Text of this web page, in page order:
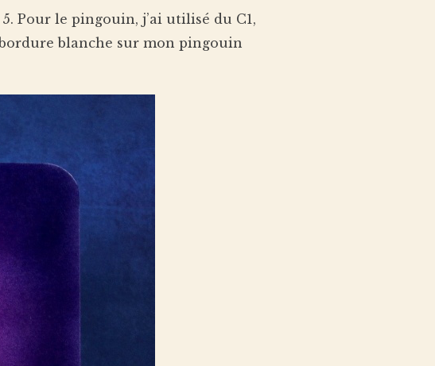
Pour le pingouin, j’ai utilisé du C1,
bordure blanche sur mon pingouin